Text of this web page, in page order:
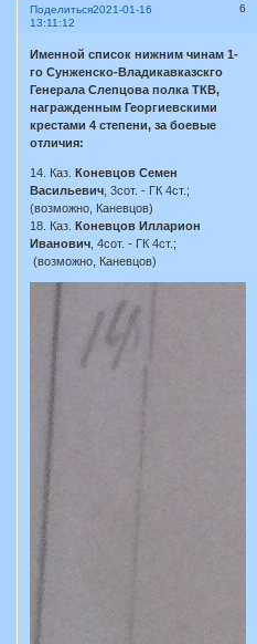
Поделиться 6
2021-01-16
13:11:12
Именной список нижним чинам 1-
го Сунженско-Владикавказскго
Генерала Слепцова полка ТКВ,
награжденным Георгиевскими
крестами 4 степени, за боевые
отличия:
14. Каз.Коневцов Семен
Васильевич , 3сот. - ГК 4ст.;
(возможно, Каневцов)
18. Каз.Коневцов Илларион
Иванович , 4сот. - ГК 4ст.;
(возможно, Каневцов)